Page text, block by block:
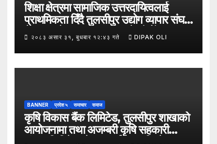
शिक्षा क्षेत्रमा सामाजिक उत्तरदायित्वलाई
प्राथमिकता दिँदै तुलसीपुर उद्योग व्यापार संघले
नेपाल उद्योग व्यापार महासंघको पाँचौँ स्थापना
दिवसको अवसर पारेर तुलसीपुर
उपमहानगरपालिका–५, गैरापातु स्थित श्री
जनश्रमिक आ बि विद्यालयका विद्यार्थीहरूलाई
२०८३ असार ३१, बुधबार १२:४३ गते DIPAK OLI
BANNER प्रदेश ५ समाचार समाज
कृषि विकास बैंक लिमिटेड, तुलसीपुर शाखाको
आयोजनामा तथा अजम्बरी कृषि सहकारी